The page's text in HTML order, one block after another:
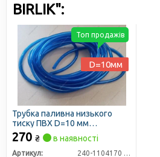
BIRLIK":
Трубка паливна низького
тиску ПВХ D=10 мм
вантажівки (L=10м) (Birlik)
270 ₴ в наявності
Артикул:
240-1104170 (10мм)
Топ продажів
D=10мм